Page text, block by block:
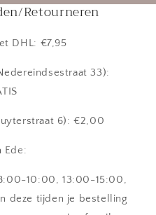
Retourneren
DHL: €7,95
33):
6): €2,00
Ede:
10:00, 13:00-15:00,
deze tijden je bestelling